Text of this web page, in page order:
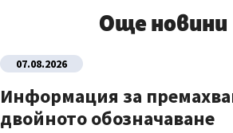
Още новини
07.08.2026
Информация за
двойното обозначаване